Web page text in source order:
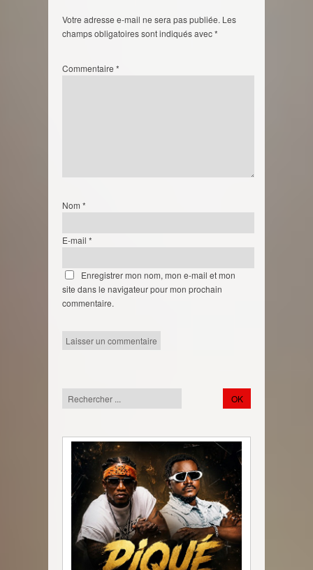
Votre adresse e-mail ne sera pas publiée. Les
champs obligatoires sont indiqués avec*
Commentaire *
Nom *
E-mail *
Enregistrer mon nom, mon e-mail et mon
site dans le navigateur pour mon prochain
commentaire.